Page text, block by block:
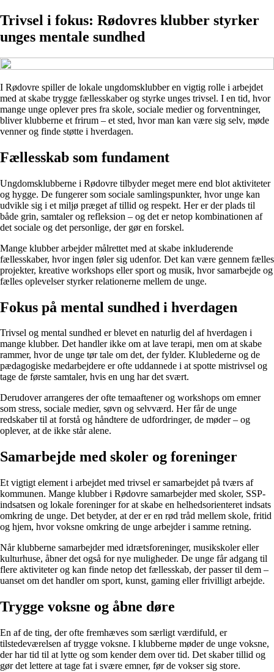
Trivsel i fokus: Rødovres klubber styrker
unges mentale sundhed
I Rødovre spiller de lokale ungdomsklubber en vigtig rolle i arbejdet
med at skabe trygge fællesskaber og styrke unges trivsel. I en tid, hvor
mange unge oplever pres fra skole, sociale medier og forventninger,
bliver klubberne et frirum – et sted, hvor man kan være sig selv, møde
venner og finde støtte i hverdagen.
Fællesskab som fundament
Ungdomsklubberne i Rødovre tilbyder meget mere end blot aktiviteter
og hygge. De fungerer som sociale samlingspunkter, hvor unge kan
udvikle sig i et miljø præget af tillid og respekt. Her er der plads til
både grin, samtaler og refleksion – og det er netop kombinationen af
det sociale og det personlige, der gør en forskel.
Mange klubber arbejder målrettet med at skabe inkluderende
fællesskaber, hvor ingen føler sig udenfor. Det kan være gennem fælles
projekter, kreative workshops eller sport og musik, hvor samarbejde og
fælles oplevelser styrker relationerne mellem de unge.
Fokus på mental sundhed i hverdagen
Trivsel og mental sundhed er blevet en naturlig del af hverdagen i
mange klubber. Det handler ikke om at lave terapi, men om at skabe
rammer, hvor de unge tør tale om det, der fylder. Klublederne og de
pædagogiske medarbejdere er ofte uddannede i at spotte mistrivsel og
tage de første samtaler, hvis en ung har det svært.
Derudover arrangeres der ofte temaaftener og workshops om emner
som stress, sociale medier, søvn og selvværd. Her får de unge
redskaber til at forstå og håndtere de udfordringer, de møder – og
oplever, at de ikke står alene.
Samarbejde med skoler og foreninger
Et vigtigt element i arbejdet med trivsel er samarbejdet på tværs af
kommunen. Mange klubber i Rødovre samarbejder med skoler, SSP-
indsatsen og lokale foreninger for at skabe en helhedsorienteret indsats
omkring de unge. Det betyder, at der er en rød tråd mellem skole, fritid
og hjem, hvor voksne omkring de unge arbejder i samme retning.
Når klubberne samarbejder med idrætsforeninger, musikskoler eller
kulturhuse, åbner det også for nye muligheder. De unge får adgang til
flere aktiviteter og kan finde netop det fællesskab, der passer til dem –
uanset om det handler om sport, kunst, gaming eller frivilligt arbejde.
Trygge voksne og åbne døre
En af de ting, der ofte fremhæves som særligt værdifuld, er
tilstedeværelsen af trygge voksne. I klubberne møder de unge voksne,
der har tid til at lytte og som kender dem over tid. Det skaber tillid og
gør det lettere at tage fat i svære emner, før de vokser sig store.